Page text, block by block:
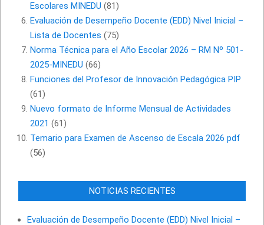
Escolares MINEDU (81)
Evaluación de Desempeño Docente (EDD) Nivel Inicial –
Lista de Docentes (75)
Norma Técnica para el Año Escolar 2026 – RM Nº 501-
2025-MINEDU (66)
Funciones del Profesor de Innovación Pedagógica PIP
(61)
Nuevo formato de Informe Mensual de Actividades
2021 (61)
Temario para Examen de Ascenso de Escala 2026 pdf
(56)
NOTICIAS RECIENTES
Evaluación de Desempeño Docente (EDD) Nivel Inicial –